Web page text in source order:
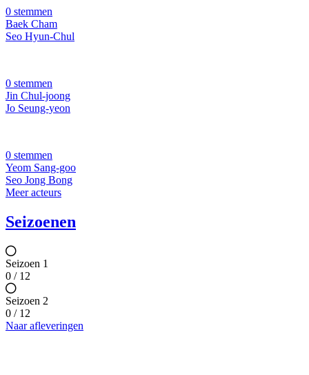
0 stemmen
Baek Cham
Seo Hyun-Chul
0 stemmen
Jin Chul-joong
Jo Seung-yeon
0 stemmen
Yeom Sang-goo
Seo Jong Bong
Meer acteurs
Seizoenen
Seizoen 1
0 / 12
Seizoen 2
0 / 12
Naar afleveringen